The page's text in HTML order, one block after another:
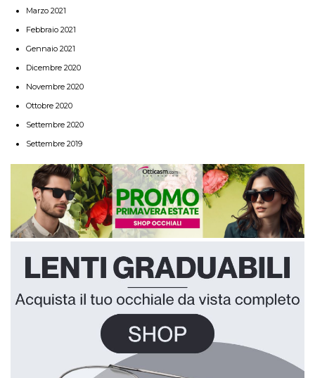
Marzo 2021
Febbraio 2021
Gennaio 2021
Dicembre 2020
Novembre 2020
Ottobre 2020
Settembre 2020
Settembre 2019